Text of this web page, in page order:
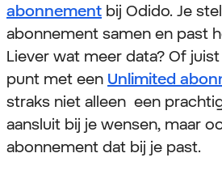
abonnement bij Odido. Je
abonnement samen en past
Liever wat meer data? Of
punt met een Unlimited
straks niet alleen een
aansluit bij je wensen, maar
abonnement dat bij je past.